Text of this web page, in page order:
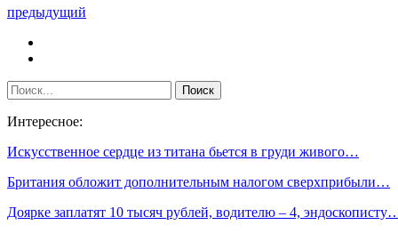
предыдущий
Интересное:
Искусственное сердце из титана бьется в груди живого…
Британия обложит дополнительным налогом сверхприбыли…
Доярке заплатят 10 тысяч рублей, водителю – 4,